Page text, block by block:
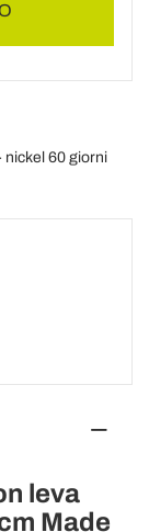
nickel 60 giorni
leva
Made